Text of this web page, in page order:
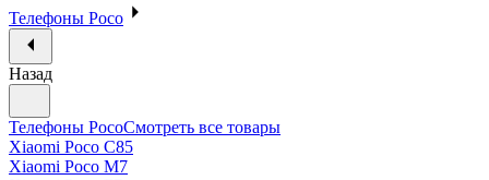
Телефоны Poco
Назад
Телефоны PocoСмотреть все товары
Xiaomi Poco C85
Xiaomi Poco M7